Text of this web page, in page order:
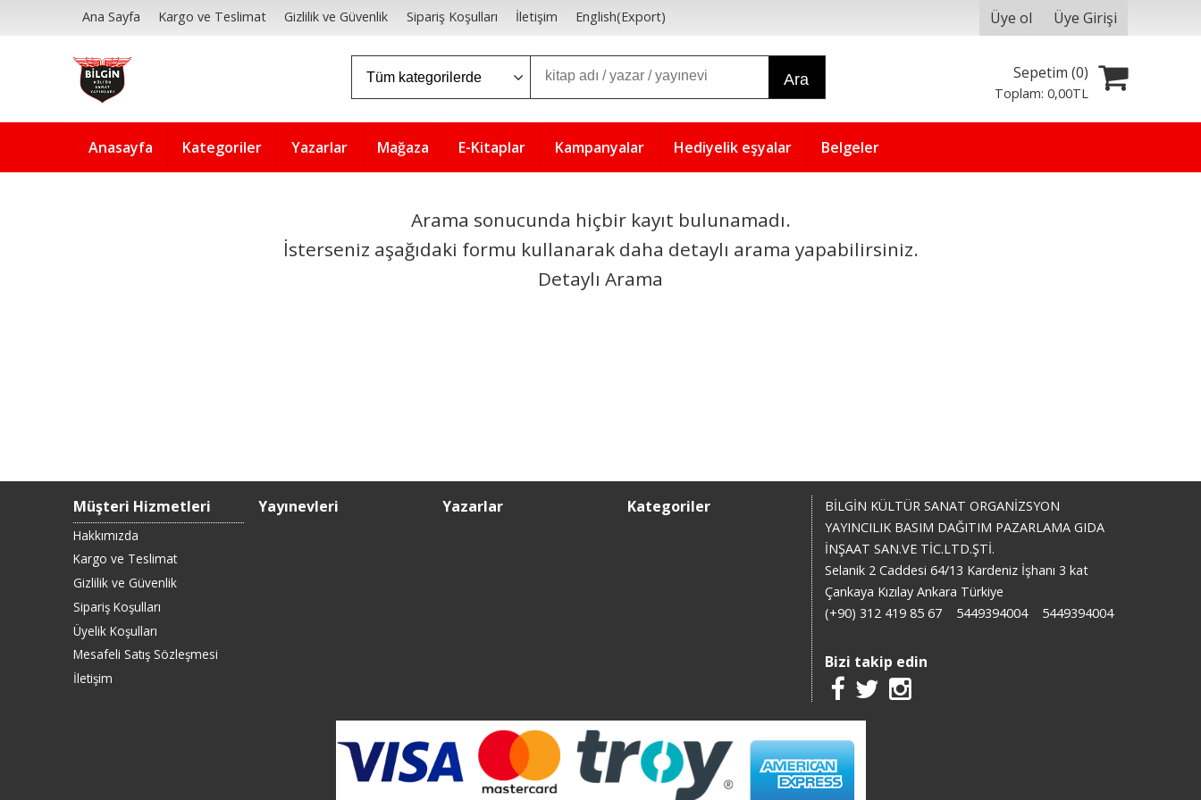
Ana Sayfa Kargo ve Teslimat Gizlilik ve Güvenlik Sipariş Koşulları İletişim English(Export) Üye ol Üye Girişi
Ara Sepetim (0)
Toplam:0,00TL
Anasayfa Kategoriler Yazarlar Mağaza E-Kitaplar Kampanyalar Hediyelik eşyalar Belgeler
Arama sonucunda hiçbir kayıt bulunamadı.
İsterseniz aşağıdaki formu kullanarak daha detaylı arama yapabilirsiniz.
Detaylı Arama
Müşteri Hizmetleri
Hakkımızda
Kargo ve Teslimat
Gizlilik ve Güvenlik
Sipariş Koşulları
Üyelik Koşulları
Mesafeli Satış Sözleşmesi
İletişim
Yayınevleri Yazarlar Kategoriler
BİLGİN KÜLTÜR SANAT ORGANİZSYON
YAYINCILIK BASIM DAĞITIM PAZARLAMA GIDA
İNŞAAT SAN.VE TİC.LTD.ŞTİ.
Selanik 2 Caddesi 64/13 Kardeniz İşhanı 3 kat
Çankaya Kızılay Ankara Türkiye
(+90) 312 419 85 67
5449394004 5449394004
Bizi takip edin